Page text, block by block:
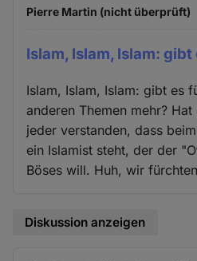
Pierre Martin (nicht überprüft)
Islam, Islam, Islam: gibt
Islam, Islam, Islam: gibt es
anderen Themen mehr?
jeder verstanden, dass
ein Islamist steht, der der
Böses will. Huh, wir
Diskussion anzeigen